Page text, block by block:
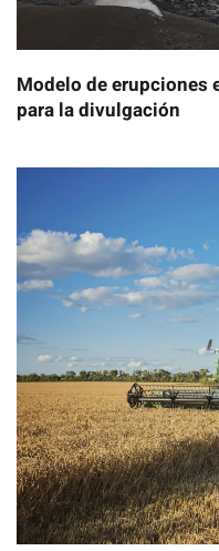
Modelo de erupciones
para la divulgación